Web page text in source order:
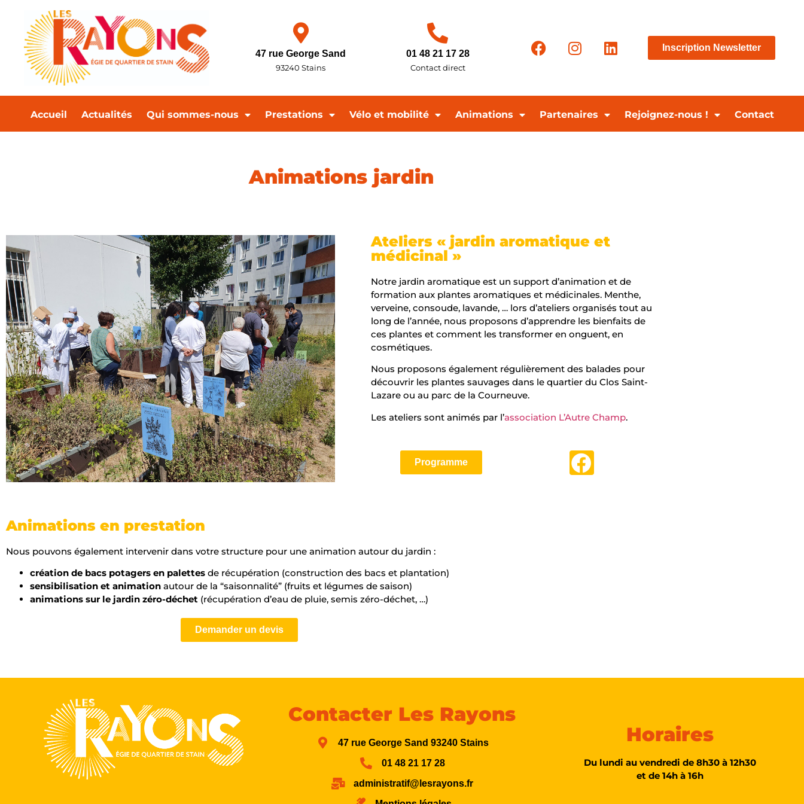
47 rue George Sand
93240 Stains
01 48 21 17 28
Contact direct
Inscription Newsletter
Accueil Actualités Qui sommes-nous Prestations Vélo et mobilité Animations Partenaires Rejoignez-nous ! Contact
Animations jardin
Ateliers « jardin aromatique et
médicinal »
Notre jardin aromatique est un support d’animation et de
formation aux plantes aromatiques et médicinales. Menthe,
verveine, consoude, lavande, … lors d’ateliers organisés tout au
long de l’année, nous proposons d’apprendre les bienfaits de
ces plantes et comment les transformer en onguent, en
cosmétiques.
Nous proposons également régulièrement des balades pour
découvrir les plantes sauvages dans le quartier du Clos Saint-
Lazare ou au parc de la Courneuve.
Les ateliers sont animés par l’association L’Autre Champ.
Programme
Animations en prestation
Nous pouvons également intervenir dans votre structure pour une animation autour du jardin :
création de bacs potagers en palettes de récupération (construction des bacs et plantation)
sensibilisation et animation autour de la “saisonnalité” (fruits et légumes de saison)
animations sur le jardin zéro-déchet (récupération d’eau de pluie, semis zéro-déchet, …)
Demander un devis
Contacter Les Rayons
47 rue George Sand 93240 Stains
01 48 21 17 28
administratif@lesrayons.fr
Horaires
Du lundi au vendredi de 8h30 à 12h30
et de 14h à 16h